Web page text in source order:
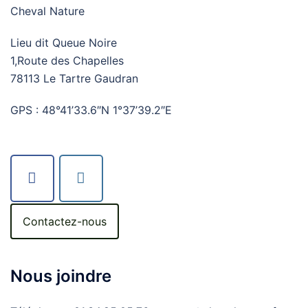
Cheval Nature
Lieu dit Queue Noire
1,Route des Chapelles
78113 Le Tartre Gaudran
GPS : 48°41’33.6″N 1°37’39.2″E
Contactez-nous
Nous joindre